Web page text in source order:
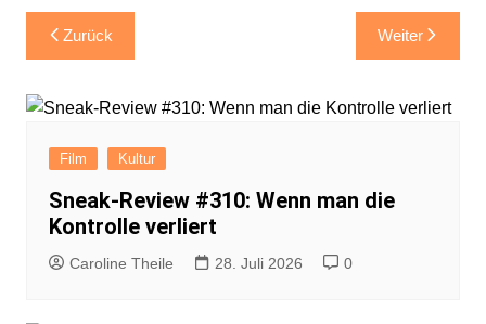
Beitragsnavigation
Zurück Weiter
Film Kultur
Sneak-Review #310: Wenn man die
Kontrolle verliert
Caroline Theile 28. Juli 2026 0